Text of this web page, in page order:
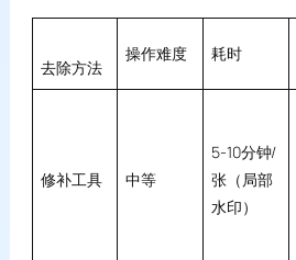
去除方法
操作难度 耗时
修补工具 中等
5-10分钟/
张（局部
水印）